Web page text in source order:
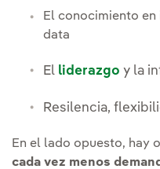
El conocimiento
data
El liderazgo y la
Resilencia,
En el lado opuesto, hay
cada vez menos